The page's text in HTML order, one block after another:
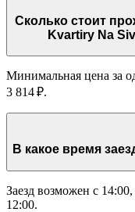
Сколько стоит проживание в
Kvartiry Na
Минимальная цена за
3 814 ₽.
Заезд возможен с
12:00.